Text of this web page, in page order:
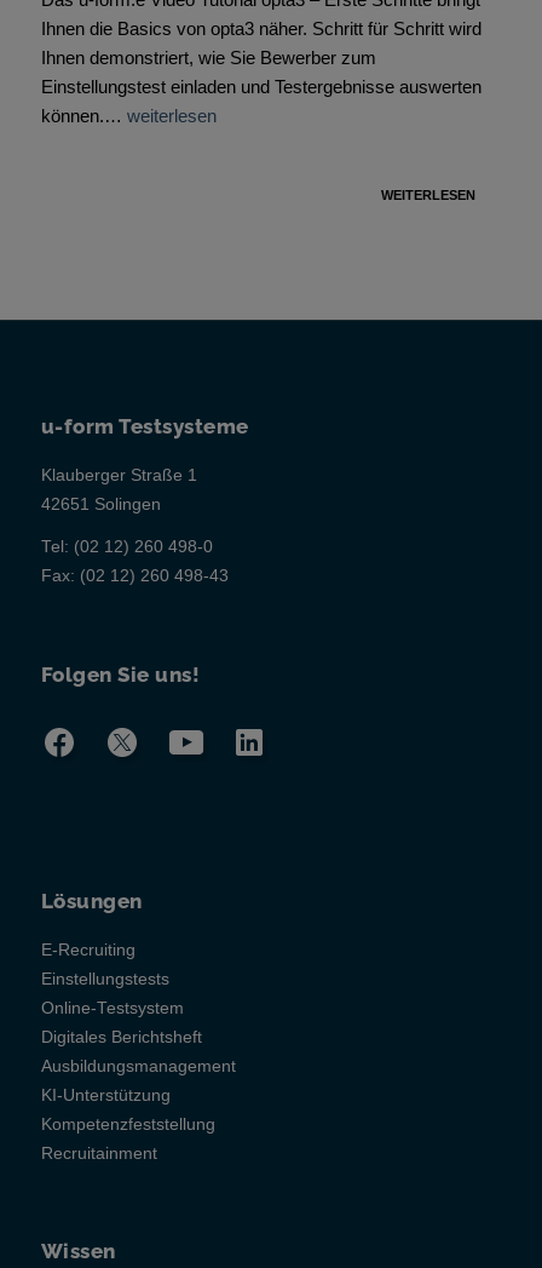
Ihnen die Basics von opta3 näher. Schritt für Schritt wird
Ihnen demonstriert, wie Sie Bewerber zum
Einstellungstest einladen und Testergebnisse auswerten
können.… weiterlesen
WEITERLESEN
u-form Testsysteme
Klauberger Straße 1
42651 Solingen
Tel: (02 12) 260 498-0
Fax: (02 12) 260 498-43
Folgen Sie uns!
Lösungen
E-Recruiting
Einstellungstests
Online-Testsystem
Digitales Berichtsheft
Ausbildungsmanagement
KI-Unterstützung
Kompetenzfeststellung
Recruitainment
Wissen